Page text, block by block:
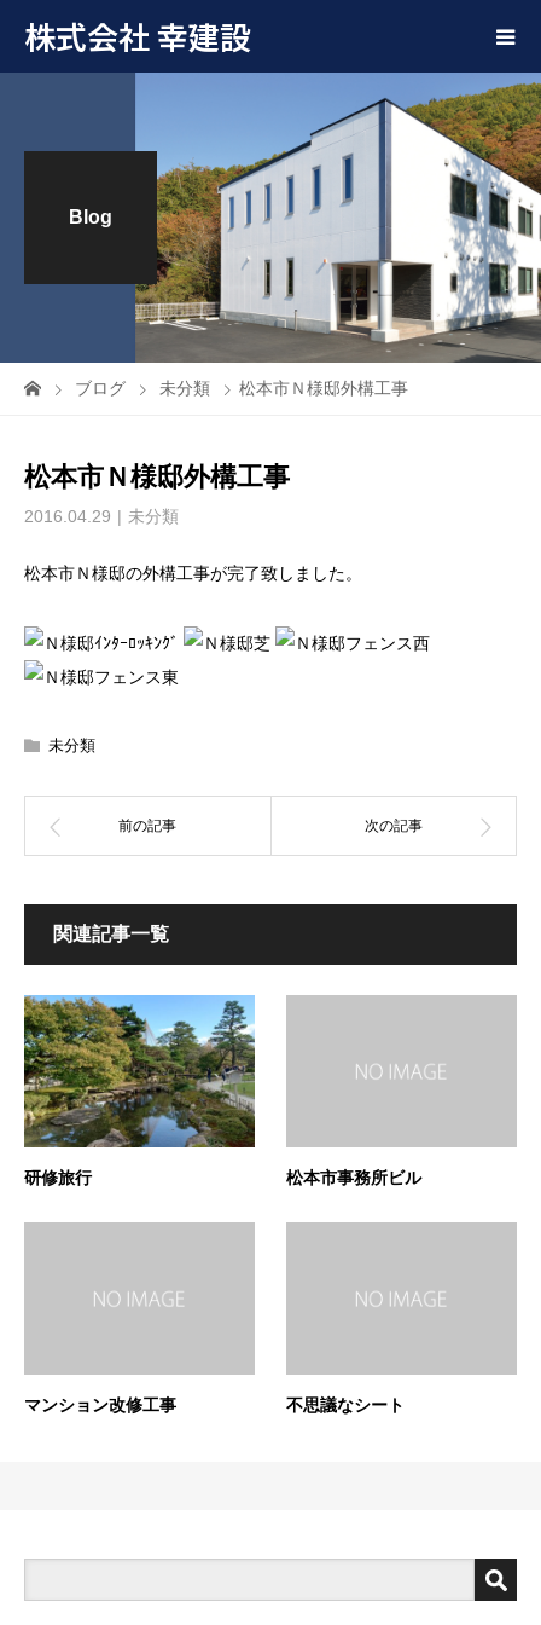
株式会社 幸建設
Blog
ブログ 未分類 松本市Ｎ様邸外構工事
松本市Ｎ様邸外構工事
2016.04.29 未分類
松本市Ｎ様邸の外構工事が完了致しました。
未分類
関連記事一覧
研修旅行 松本市事務所ビル
マンション改修工事 不思議なシート